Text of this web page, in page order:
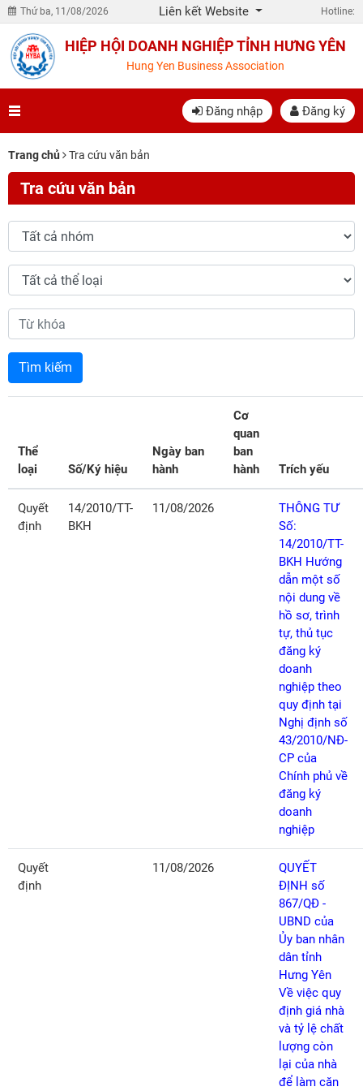
Thứ ba, 11/08/2026 Liên kết Website Hotline:
HIỆP HỘI DOANH NGHIỆP TỈNH HƯNG YÊN
Hung Yen Business Association
Đăng nhập Đăng ký
Trang chủ Tra cứu văn bản
Tra cứu văn bản
Tìm kiếm
Thể
loại
Số/Ký hiệu
Ngày ban
hành
Cơ
quan
ban
hành
Trích yếu
Quyết
định
14/2010/TT-
BKH
11/08/2026
THÔNG TƯ
Số:
14/2010/TT-
BKH Hướng
dẫn một số
nội dung về
hồ sơ, trình
tự, thủ tục
đăng ký
doanh
nghiệp theo
quy định tại
Nghị định số
43/2010/NĐ-
CP của
Chính phủ về
đăng ký
doanh
nghiệp
Quyết
định
11/08/2026
QUYẾT
ĐỊNH số
867/QĐ -
UBND của
Ủy ban nhân
dân tỉnh
Hưng Yên
Về việc quy
định giá nhà
và tỷ lệ chất
lượng còn
lại của nhà
để làm căn